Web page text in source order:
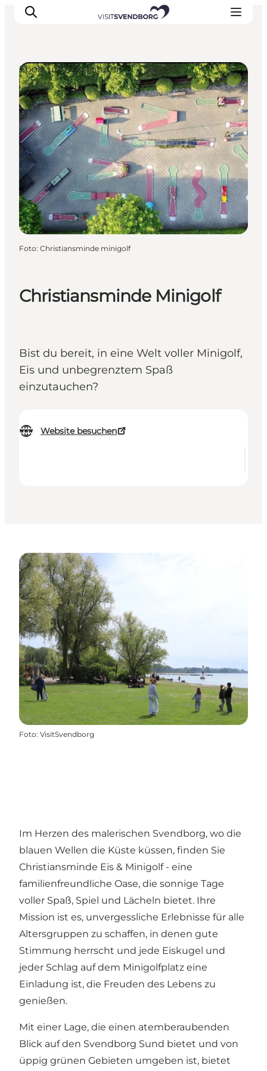
Veranstaltungen
Essen und Trinken
Shopping in Svendborg
Übernachtung
Den Urlaub planen
Christiansminde Minigolf
Bist du bereit, in eine Welt voller Minigolf,
Eis und unbegrenztem Spaß
einzutauchen?
Website besuchen
Sport und Aktivitäten
Foto: Christiansminde minigolf
Foto: VisitSvendborg
Im Herzen des malerischen Svendborg, wo die
blauen Wellen die Küste küssen, finden Sie
Christiansminde Eis & Minigolf - eine
familienfreundliche Oase, die sonnige Tage
voller Spaß, Spiel und Lächeln bietet. Ihre
Mission ist es, unvergessliche Erlebnisse für alle
Altersgruppen zu schaffen, in denen gute
Stimmung herrscht und jede Eiskugel und
jeder Schlag auf dem Minigolfplatz eine
Einladung ist, die Freuden des Lebens zu
genießen.
Mit einer Lage, die einen atemberaubenden
Blick auf den Svendborg Sund bietet und von
üppig grünen Gebieten umgeben ist, bietet